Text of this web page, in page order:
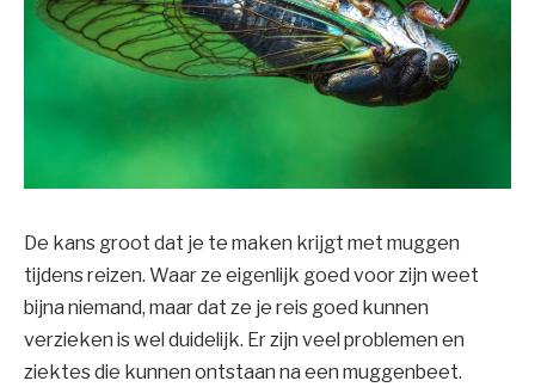
De kans groot dat je te maken krijgt met muggen
tijdens reizen. Waar ze eigenlijk goed voor zijn weet
bijna niemand, maar dat ze je reis goed kunnen
verzieken is wel duidelijk. Er zijn veel problemen en
ziektes die kunnen ontstaan na een muggenbeet.